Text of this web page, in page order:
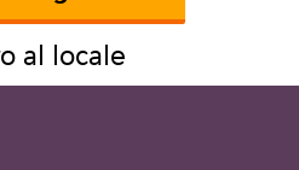
al locale